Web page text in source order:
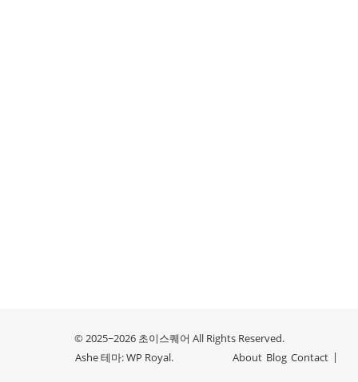
© 2025~2026 초이스퀘어 All Rights Reserved.
About Blog Contact
Ashe 테마:WP Royal.